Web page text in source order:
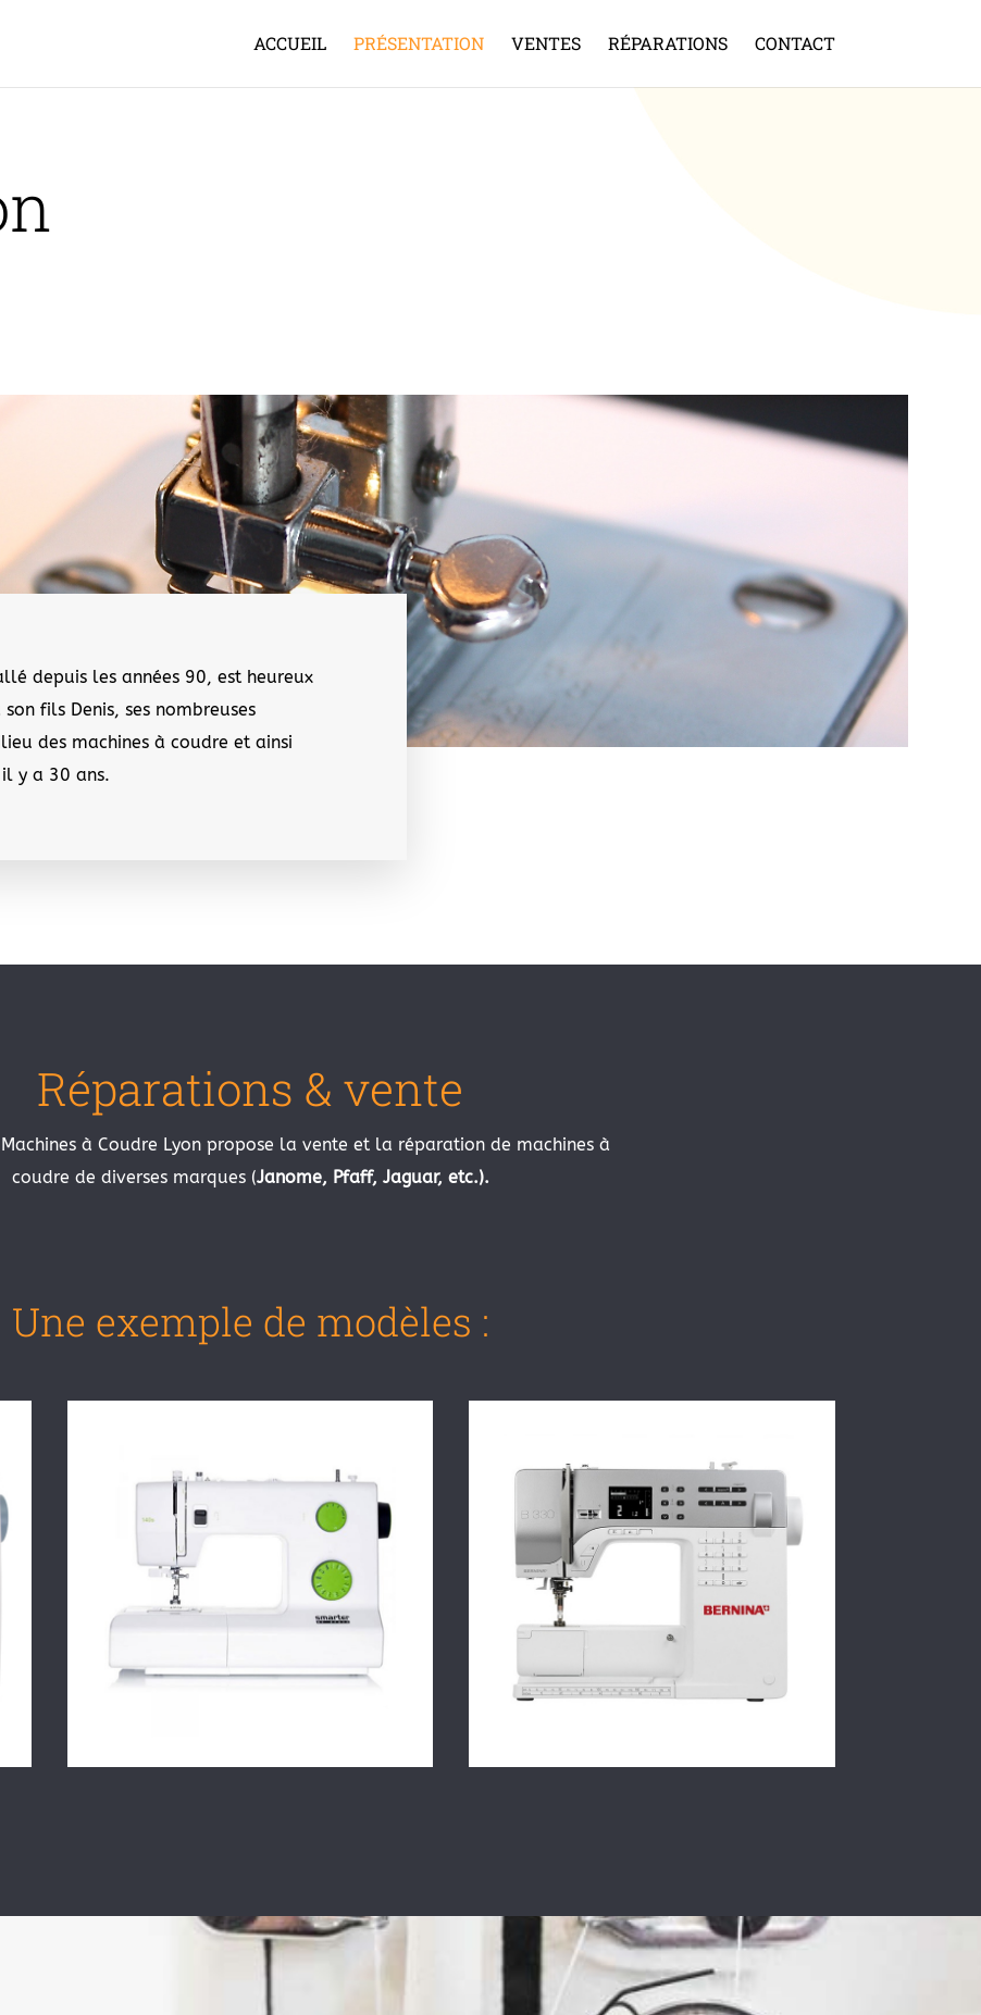
ACCUEIL PRÉSENTATION VENTES RÉPARATIONS CONTACT
depuis les années 90, est heureux
fils Denis, ses nombreuses
des machines à coudre et ainsi
y a 30 ans.
Réparations & vente
à Coudre Lyon propose la vente et la réparation de machines à
coudre de diverses marques (Janome, Pfaff, Jaguar, etc.).
Une exemple de modèles :